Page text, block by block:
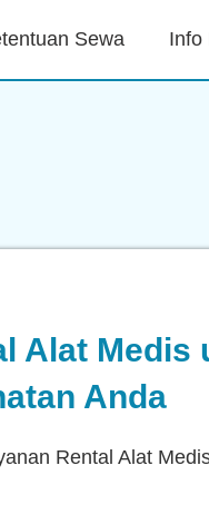
Sewa Info
Alat Medis
Anda